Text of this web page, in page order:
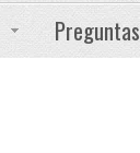
Preguntas